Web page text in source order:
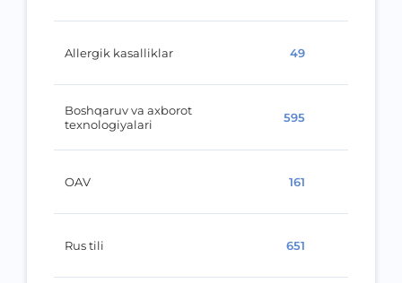
Allergik kasalliklar 49
Boshqaruv va axborot
texnologiyalari
595
OAV 161
Rus tili 651